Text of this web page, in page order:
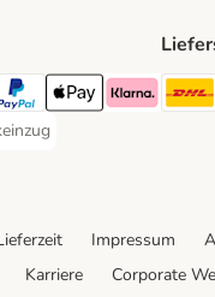
Payment Method
Payment Method
Payment Method
Apple Pay Payment
Klarna
MethodPayment Method
Impressum
Karriere Corporate